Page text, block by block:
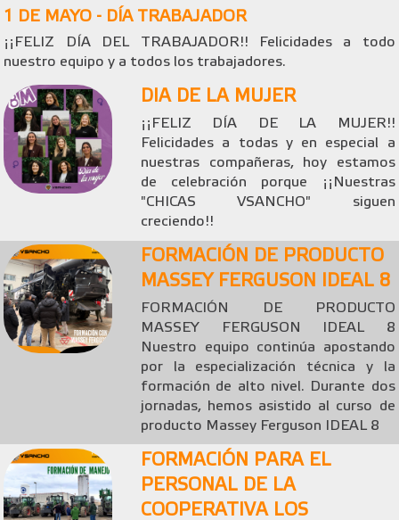
1 DE MAYO - DÍA TRABAJADOR
¡¡FELIZ DÍA DEL TRABAJADOR!! Felicidades a todo
nuestro equipo y a todos los trabajadores.
DIA DE LA MUJER
¡¡FELIZ DÍA DE LA MUJER!!
Felicidades a todas y en especial a
nuestras compañeras, hoy estamos
de celebración porque ¡¡Nuestras
"CHICAS VSANCHO" siguen
creciendo!!
FORMACIÓN DE PRODUCTO
MASSEY FERGUSON IDEAL 8
FORMACIÓN DE PRODUCTO
MASSEY FERGUSON IDEAL 8
Nuestro equipo continúa apostando
por la especialización técnica y la
formación de alto nivel. Durante dos
jornadas, hemos asistido al curso de
producto Massey Ferguson IDEAL 8
FORMACIÓN PARA EL
PERSONAL DE LA
COOPERATIVA LOS